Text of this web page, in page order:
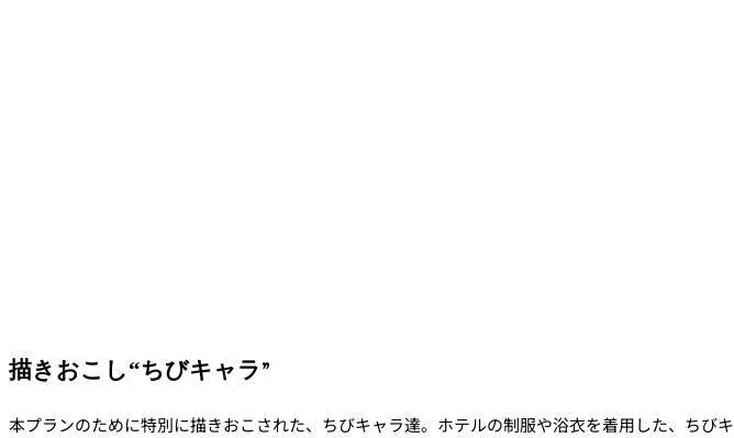
描きおこし“ちびキャラ”
本プランのために特別に描きおこされた、ちびキャラ達。ホテルの制服や浴衣を着用した、ちびキ